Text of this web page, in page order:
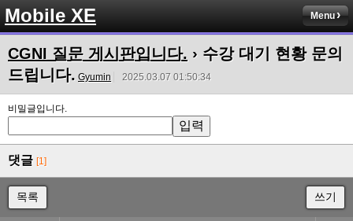
Mobile XE Menu
CGNI 질문 게시판입니다. › 수강 대기 현황 문의
드립니다. Gyumin 2025.03.07 01:50:34
비밀글입니다.
댓글 [1]
목록 쓰기